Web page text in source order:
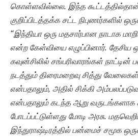
கொள்ளவில்லை. இந்த
குறிப்பிடத்தக்க சட்ட நிபுணர்களில்
“இந்தியா ஒரு மதசார்பான நாடாக
என்ற கேள்வியை எழுப்பினார். தேசிய
கவுன்சிலில் சங்பரிவாரங்கள் நாட்டின்
நடத்தும் திரைமறைவு சித்து
என்பதாலும், அதில் சிக்கி
என்பதாலும் கடந்த ஆறு வருடங்களாக
போடப்பட்டுள்ளது மோடி அரசு.
இந்துராஷ்டிரத்தில் பன்மைச் சமூக